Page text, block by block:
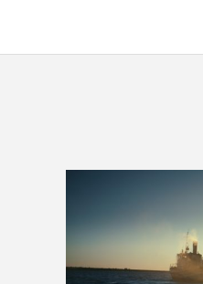
VOIR LA